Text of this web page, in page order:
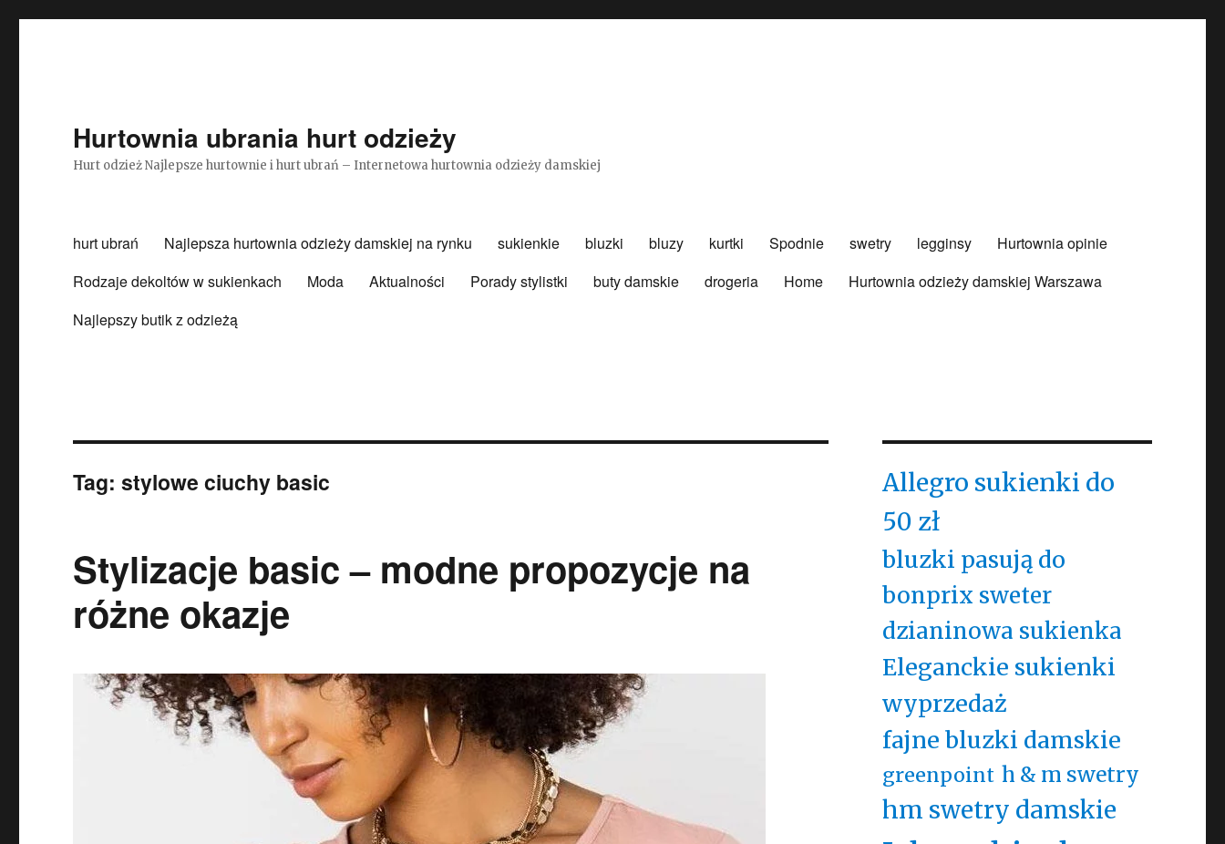
Hurtownia ubrania hurt odzieży
Hurt odzież Najlepsze hurtownie i hurt ubrań – Internetowa hurtownia odzieży damskiej
hurt ubrań Najlepsza hurtownia odzieży damskiej na rynku sukienkie bluzki bluzy kurtki Spodnie swetry legginsy
Hurtownia opinie
Rodzaje dekoltów w sukienkach
Moda Aktualności Porady stylistki buty damskie drogeria Home
Hurtownia odzieży damskiej Warszawa
Najlepszy butik z odzieżą
Tag:stylowe ciuchy basic
Stylizacje basic – modne propozycje na
różne okazje
Allegro sukienki do
50 zł
bluzki pasują do
bonprix sweter
dzianinowa sukienka
Eleganckie sukienki
wyprzedaż
fajne bluzki damskie
greenpoint h & m swetry
hm swetry damskie